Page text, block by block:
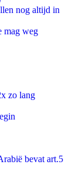
nog altijd in
mag weg
zo lang
bevat art.5